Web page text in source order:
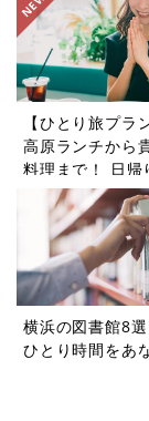
【ひとり旅プラ
高原ランチから
料理まで！ 日帰
5選
横浜の図書館8
ひとり時間をあ